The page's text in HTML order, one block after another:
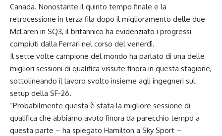
Canada. Nonostante il quinto tempo finale e la
retrocessione in terza fila dopo il miglioramento delle due
McLaren in SQ3, il britannico ha evidenziato i progressi
compiuti dalla Ferrari nel corso del venerdì.
Il sette volte campione del mondo ha parlato di una delle
migliori sessioni di qualifica vissute finora in questa stagione,
sottolineando il lavoro svolto insieme agli ingegneri sul
setup della SF-26.
“Probabilmente questa è stata la migliore sessione di
qualifica che abbiamo avuto finora da parecchio tempo a
questa parte – ha spiegato Hamilton a Sky Sport –